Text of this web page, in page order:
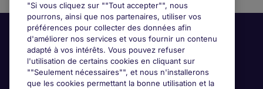
"Si vous cliquez sur ""Tout accepter"", nous
pourrons, ainsi que nos partenaires, utiliser vos
préférences pour collecter des données afin
d'améliorer nos services et vous fournir un contenu
adapté à vos intérêts. Vous pouvez refuser
l'utilisation de certains cookies en cliquant sur
""Seulement nécessaires"", et nous n'installerons
que les cookies permettant la bonne utilisation et la